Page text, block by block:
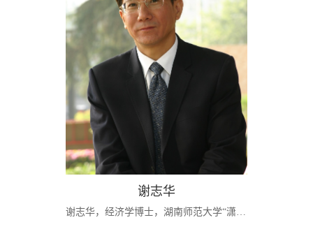
谢志华
谢志华，经济学博士，湖南师范大学“潇湘学者”讲座教授，博士生导师。现任北京工商大学副校长，教育部工商管理学科指导委员会副主任委员，教育部学科发展与专业设置专家委员会委员，财政部“会计名家”工程人选，财政部会计准则咨询专家和管理会计咨询专家，商务部政策咨询专家和内贸专家，中国商业会计学会长，中国商业经济学会副会长等职。享受国务院政府特殊津贴专家。主要研究会计、财务管理、审计理论。先后主持国家社会...